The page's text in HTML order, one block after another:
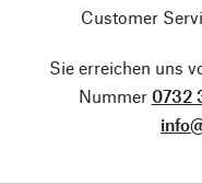
Customer
Sie erreichen uns
Nummer 0732